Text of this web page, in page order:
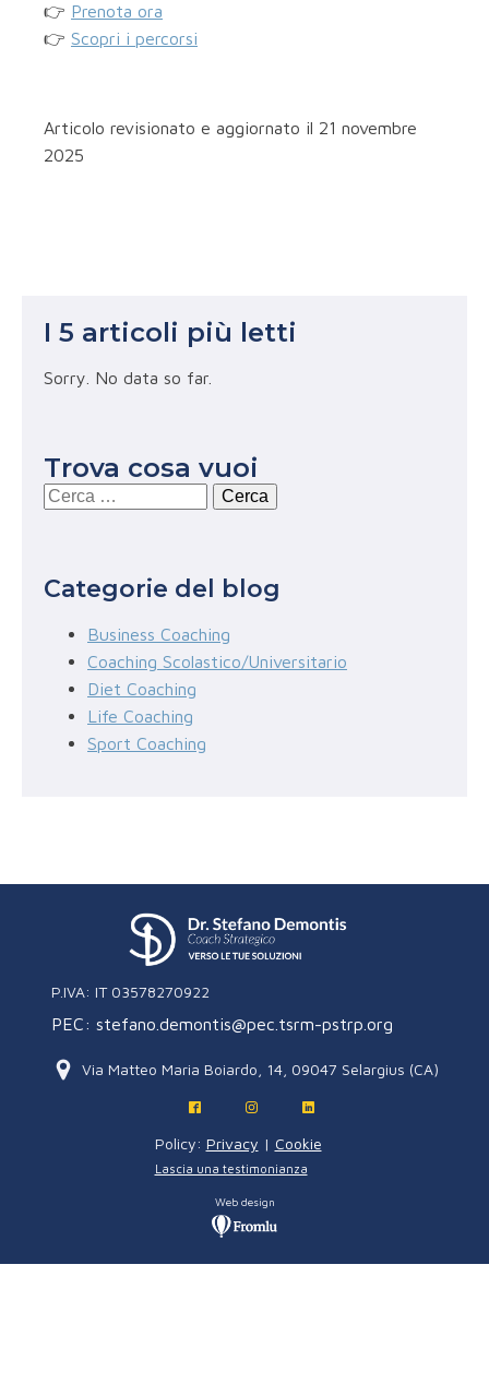
👉 Prenota ora
👉 Scopri i percorsi
Articolo revisionato e aggiornato il 21 novembre
2025
I 5 articoli più letti
Sorry. No data so far.
Trova cosa vuoi
Ricerca
Categorie del blog
Business Coaching
Coaching Scolastico/Universitario
Diet Coaching
Life Coaching
Sport Coaching
P.IVA: IT 03578270922
PEC: stefano.demontis@pec.tsrm-pstrp.org
Via Matteo Maria Boiardo, 14, 09047 Selargius (CA)
Policy: Privacy | Cookie
Lascia una testimonianza
Web design